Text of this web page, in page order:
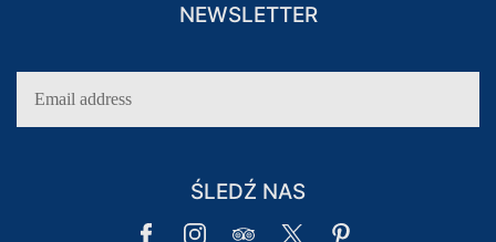
NEWSLETTER
ŚLEDŹ NAS